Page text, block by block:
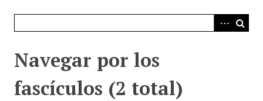
Navegar por los
fascículos (2 total)